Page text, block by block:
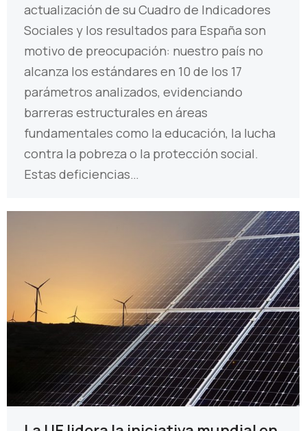
actualización de su Cuadro de Indicadores
Sociales y los resultados para España son
motivo de preocupación: nuestro país no
alcanza los estándares en 10 de los 17
parámetros analizados, evidenciando
barreras estructurales en áreas
fundamentales como la educación, la lucha
contra la pobreza o la protección social.
Estas deficiencias…